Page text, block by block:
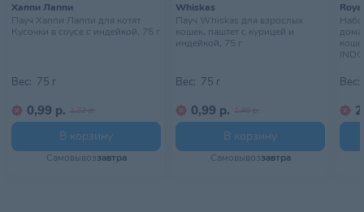
Хаппи Лаппи
Пауч Хаппи Лаппи для котят.
Кусочки в соусе с индейкой, 75 г
Вес: 75 г
0,99 р. 1,22 р.
В корзину
Самовывоззавтра
Whiskas
Пауч Whiskas для взрослых
кошек, паштет с курицей и
индейкой, 75 г
Вес: 75 г
0,99 р. 1,40 р.
В корзину
Самовывоззавтра
Вес: